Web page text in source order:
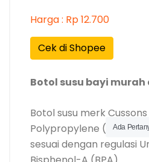
Harga : Rp 12.700
Cek di Shopee
Botol susu bayi
Botol susu merk
Polypropylene (PP),
sesuai dengan regulasi
Ada